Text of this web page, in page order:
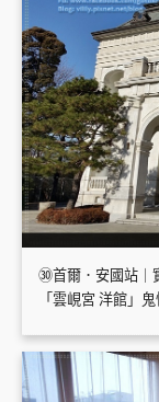
㉚首爾．安國站｜
「雲峴宮 洋館」